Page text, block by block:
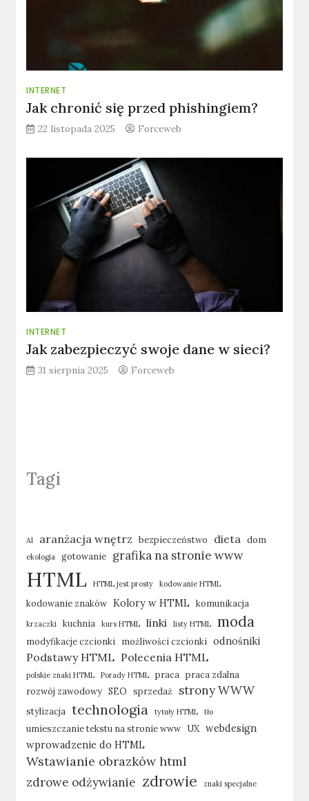
INTERNET
Jak chronić się przed phishingiem?
22 listopada 2025 Forceweb
INTERNET
Jak zabezpieczyć swoje dane w sieci?
31 sierpnia 2025 Forceweb
Tagi
AI aranżacja wnętrz bezpieczeństwo dieta dom
ekologia gotowanie grafika na stronie www
HTML HTML jest prosty kodowanie HTML
kodowanie znaków Kolory w HTML komunikacja
krzaczki kuchnia kurs HTML linki listy HTML moda
modyfikacje czcionki możliwości czcionki odnośniki
Podstawy HTML Polecenia HTML
polskie znaki HTML Porady HTML praca
praca zdalna
rozwój zawodowy SEO sprzedaż strony WWW
stylizacja technologia tytuły HTML tło
umieszczanie tekstu na stronie www UX webdesign
wprowadzenie do HTML
Wstawianie obrazków html
zdrowe odżywianie zdrowie znaki specjalne